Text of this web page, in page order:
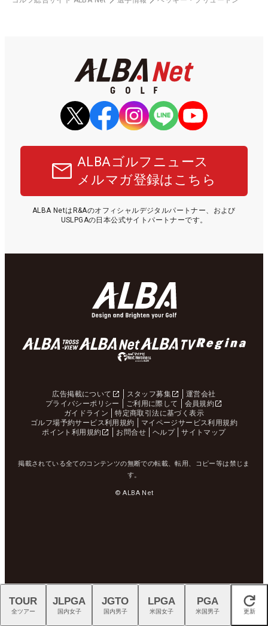
ALBAゴルフニュース
メルマガ登録はこちら
ALBA NetはR&Aのオフィシャルデジタルパートナー、および
USLPGAの日本公式サイトパートナーです。
広告掲載について スタッフ募集
運営会社
プライバシーポリシー
ご利用に際して
会員規約
ガイドライン
特定商取引法に基づく表示
ゴルフ場予約サービス利用規約
マイページサービス利用規約
ポイント利用規約
お問合せ ヘルプ サイトマップ
掲載されている全てのコンテンツの無断での転載、転用、コピー等は禁じま
す。
© ALBA Net
閉じる
TOUR
全ツアー
JLPGA
国内女子
JGTO
国内男子
LPGA
米国女子
PGA
米国男子 更新